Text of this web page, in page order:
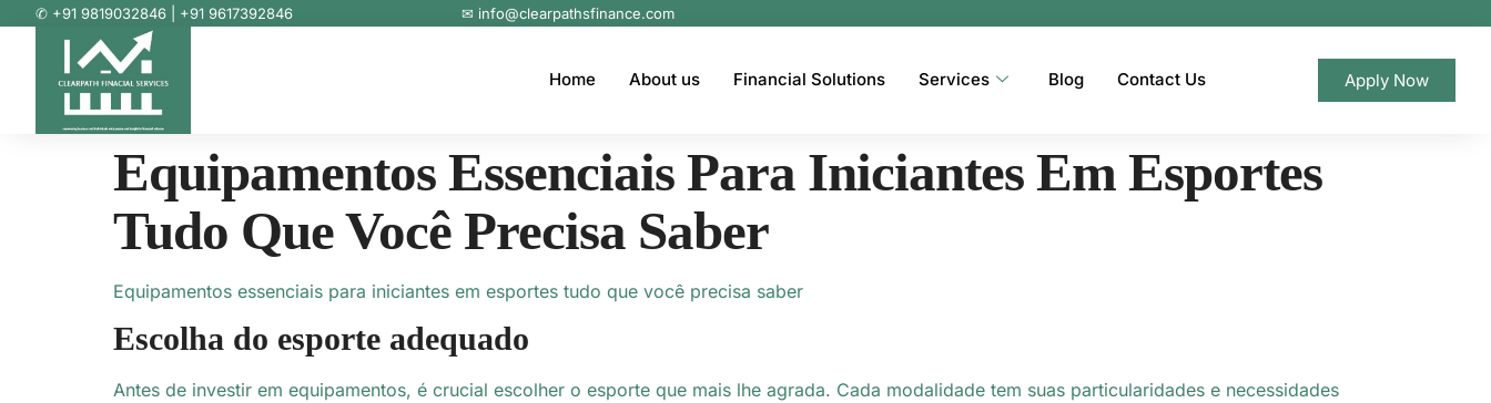
✆ +91 9819032846 | +91 9617392846 ✉ info@clearpathsfinance.com
Home About us Financial Solutions Services Blog Contact Us Apply Now
Equipamentos Essenciais Para Iniciantes Em Esportes
Tudo Que Você Precisa Saber
Equipamentos essenciais para iniciantes em esportes tudo que você precisa saber
Escolha do esporte adequado
Antes de investir em equipamentos, é crucial escolher o esporte que mais lhe agrada. Cada modalidade tem suas particularidades e necessidades